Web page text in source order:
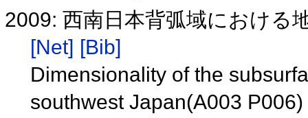
2009: 西南日本背弧域における
[Net] [Bib]
Dimensionality of the
southwest Japan(A003 P006)